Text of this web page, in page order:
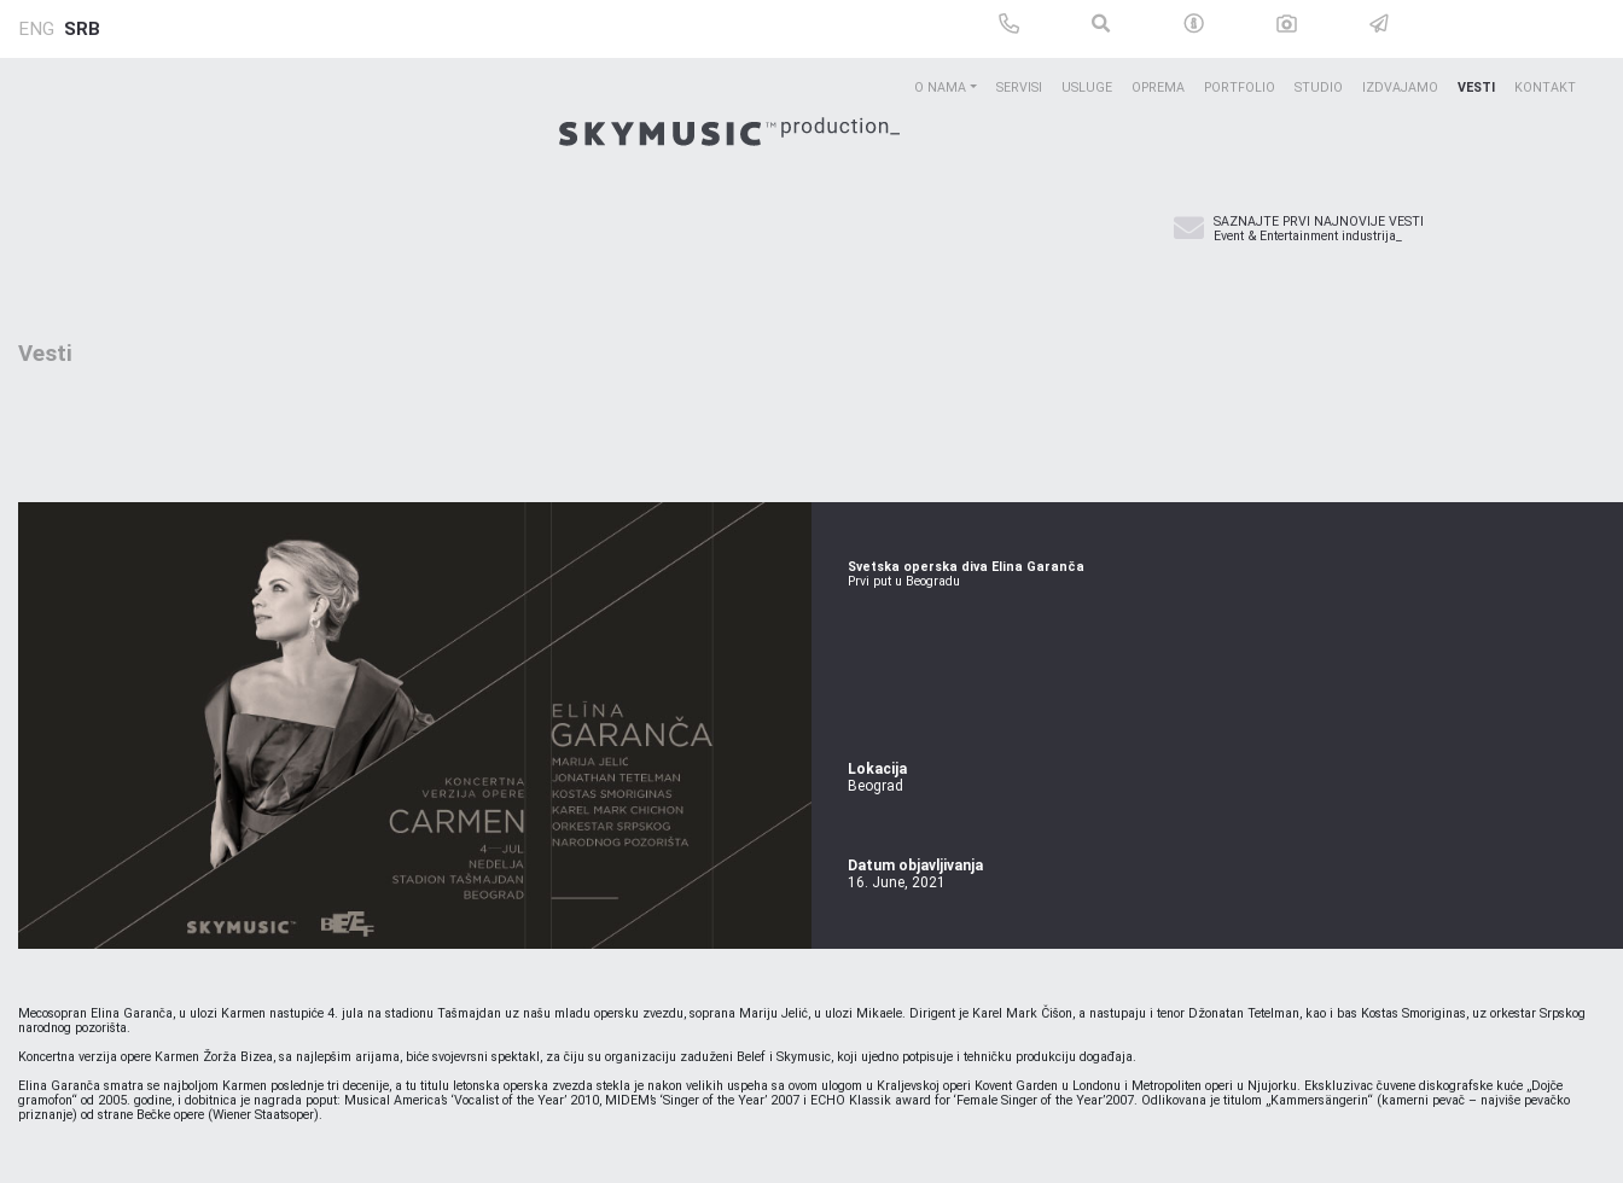
ENG SRB
O NAMA SERVISI USLUGE OPREMA PORTFOLIO STUDIO IZDVAJAMO VESTI KONTAKT
SAZNAJTE PRVI NAJNOVIJE VESTI
Event & Entertainment industrija_
Vesti
Svetska operska diva Elina Garanča
Prvi put u Beogradu
Lokacija
Beograd
Datum objavljivanja
16. June, 2021
Mecosopran Elina Garanča, u ulozi Karmen nastupiće 4. jula na stadionu Tašmajdan uz našu mladu opersku zvezdu, soprana Mariju Jelić, u ulozi Mikaele. Dirigent je Karel Mark Čišon, a nastupaju i tenor Džonatan Tetelman, kao i bas Kostas Smoriginas, uz orkestar Srpskog
narodnog pozorišta.
Koncertna verzija opere Karmen Žorža Bizea, sa najlepšim arijama, biće svojevrsni spektakl, za čiju su organizaciju zaduženi Belef i Skymusic, koji ujedno potpisuje i tehničku produkciju događaja.
Elina Garanča smatra se najboljom Karmen poslednje tri decenije, a tu titulu letonska operska zvezda stekla je nakon velikih uspeha sa ovom ulogom u Kraljevskoj operi Kovent Garden u Londonu i Metropoliten operi u Njujorku. Ekskluzivac čuvene diskografske kuće „Dojče
gramofon“ od 2005. godine, i dobitnica je nagrada poput: Musical America’s ‘Vocalist of the Year’ 2010, MIDEM’s ‘Singer of the Year’ 2007 i ECHO Klassik award for ‘Female Singer of the Year’2007. Odlikovana je titulom „Kammersängerin“ (kamerni pevač – najviše pevačko
priznanje) od strane Bečke opere (Wiener Staatsoper).